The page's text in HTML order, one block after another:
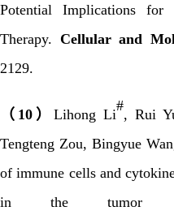
Potential Implications for
Therapy. Cellular and
2129.
（ 10） Lihong Li
#
, Rui
Tengteng Zou, Bingyue
of immune cells and
in the tumor